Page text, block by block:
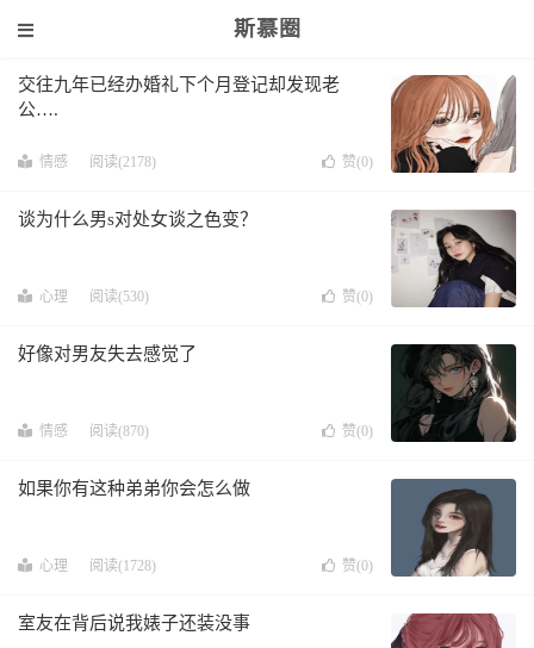
斯慕圈
交往九年已经办婚礼下个月登记却发现老
公….
情感 阅读(2178) 赞(0)
谈为什么男s对处女谈之色变？
心理 阅读(530) 赞(0)
好像对男友失去感觉了
情感 阅读(870) 赞(0)
如果你有这种弟弟你会怎么做
心理 阅读(1728) 赞(0)
室友在背后说我婊子还装没事